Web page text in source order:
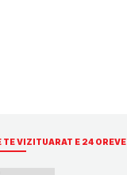
TE VIZITUARAT E 24 OREVE